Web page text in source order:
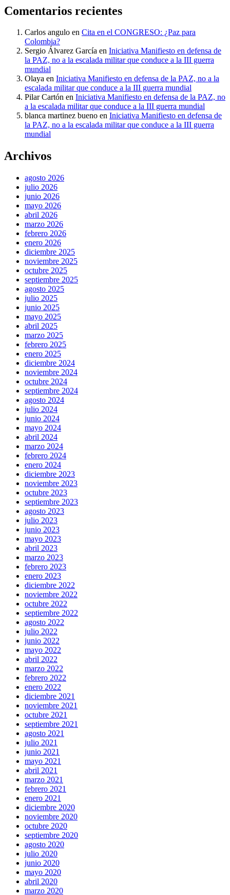
Comentarios recientes
Carlos angulo en Cita en el CONGRESO: ¿Paz para
Colombia?
Sergio Álvarez García en Iniciativa Manifiesto en defensa de
la PAZ, no a la escalada militar que conduce a la III guerra
mundial
Olaya en Iniciativa Manifiesto en defensa de la PAZ, no a la
escalada militar que conduce a la III guerra mundial
Pilar Cartón en Iniciativa Manifiesto en defensa de la PAZ, no
a la escalada militar que conduce a la III guerra mundial
blanca martinez bueno en Iniciativa Manifiesto en defensa de
la PAZ, no a la escalada militar que conduce a la III guerra
mundial
Archivos
agosto 2026
julio 2026
junio 2026
mayo 2026
abril 2026
marzo 2026
febrero 2026
enero 2026
diciembre 2025
noviembre 2025
octubre 2025
septiembre 2025
agosto 2025
julio 2025
junio 2025
mayo 2025
abril 2025
marzo 2025
febrero 2025
enero 2025
diciembre 2024
noviembre 2024
octubre 2024
septiembre 2024
agosto 2024
julio 2024
junio 2024
mayo 2024
abril 2024
marzo 2024
febrero 2024
enero 2024
diciembre 2023
noviembre 2023
octubre 2023
septiembre 2023
agosto 2023
julio 2023
junio 2023
mayo 2023
abril 2023
marzo 2023
febrero 2023
enero 2023
diciembre 2022
noviembre 2022
octubre 2022
septiembre 2022
agosto 2022
julio 2022
junio 2022
mayo 2022
abril 2022
marzo 2022
febrero 2022
enero 2022
diciembre 2021
noviembre 2021
octubre 2021
septiembre 2021
agosto 2021
julio 2021
junio 2021
mayo 2021
abril 2021
marzo 2021
febrero 2021
enero 2021
diciembre 2020
noviembre 2020
octubre 2020
septiembre 2020
agosto 2020
julio 2020
junio 2020
mayo 2020
abril 2020
marzo 2020